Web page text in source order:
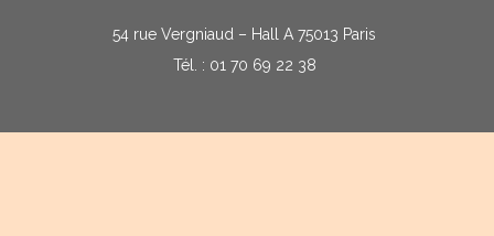
54 rue Vergniaud – Hall A 75013 Paris
Tél. : 01 70 69 22 38